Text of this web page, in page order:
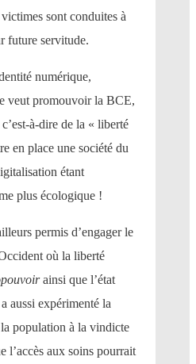
sont conduites à
future servitude.
numérique,
veut promouvoir la BCE,
à-dire de la « liberté
en place une société du
étant
plus écologique !
permis d’engager le
où la liberté
ainsi que l’état
aussi expérimenté la
population à la vindicte
l’accès aux soins pourrait